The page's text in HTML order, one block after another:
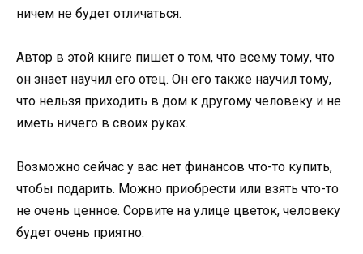
ничем не будет отличаться.
Автор в этой книге пишет о том, что всему тому, что
он знает научил его отец. Он его также научил тому,
что нельзя приходить в дом к другому человеку и не
иметь ничего в своих руках.
Возможно сейчас у вас нет финансов что-то купить,
чтобы подарить. Можно приобрести или взять что-то
не очень ценное. Сорвите на улице цветок, человеку
будет очень приятно.